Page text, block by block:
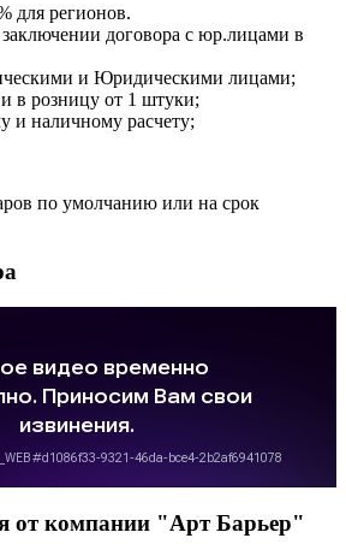
для регионов.
договора с юр.лицами в
и Юридическими лицами;
в розницу от 1 штуки;
и наличному расчету;
по умолчанию или на срок
от компании "Арт Барьер"